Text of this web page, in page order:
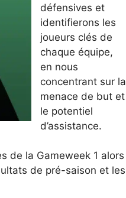
défensives et
identifierons les
joueurs clés de
chaque équipe,
en nous
concentrant sur la
menace de but et
le potentiel
d’assistance.
de la Gameweek 1 alors
de pré-saison et les